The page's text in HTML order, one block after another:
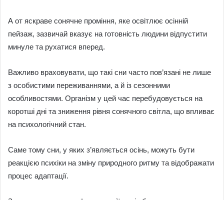
А от яскраве сонячне проміння, яке освітлює осінній
пейзаж, зазвичай вказує на готовність людини відпустити
минуле та рухатися вперед.
Важливо враховувати, що такі сни часто пов’язані не лише
з особистими переживаннями, а й із сезонними
особливостями. Організм у цей час перебудовується на
коротші дні та зниження рівня сонячного світла, що впливає
на психологічний стан.
Саме тому сни, у яких з’являється осінь, можуть бути
реакцією психіки на зміну природного ритму та відображати
процес адаптації.